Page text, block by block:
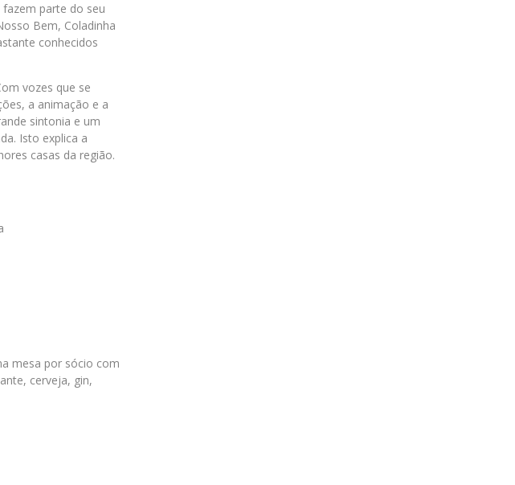
parte do seu
Bem, Coladinha
conhecidos
vozes que se
a animação e a
sintonia e um
Isto explica a
casas da região.
mesa por sócio com
cerveja, gin,